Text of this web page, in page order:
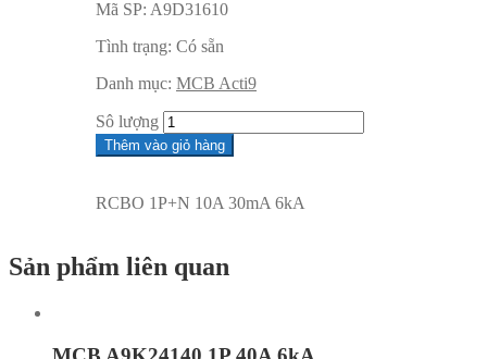
Mã SP: A9D31610
Tình trạng: Có sẵn
Danh mục: MCB Acti9
Sô lượng
Thêm vào giỏ hàng
RCBO 1P+N 10A 30mA 6kA
Sản phẩm liên quan